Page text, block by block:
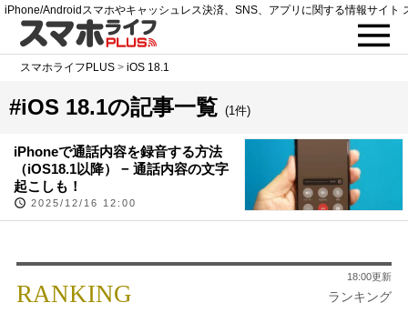
iPhone/Androidスマホやキャッシュレス決済、SNS、アプリに関する情報サイト
スマホライフPLUS >iOS 18.1
#iOS 18.1の記事一覧 (1件)
iPhoneで通話内容を録音する方法
（iOS18.1以降） − 通話内容の文字
起こしも！
2025/12/16 12:00
RANKING ランキング
18:00更新